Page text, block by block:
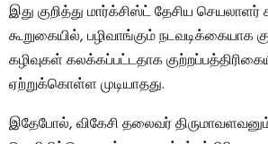
இது குறித்து மார்க்சிஸ்ட் தேசிய
கூறுகையில், பழிவாங்கும் நடவடிக்கையாக
கழிவுகள் கலக்கப்பட்டதாக
ஏற்றுக்கொள்ள முடியாதது.
இதேபோல், விகேசி தலைவர்